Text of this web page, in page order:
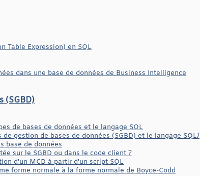
Table Expression) en SQL
dans une base de données de Business Intelligence
(SGBD)
de bases de données et le langage SQL
gestion de bases de données (SGBD) et le langage SQL/
base de données
sur le SGBD ou dans le code client ?
d'un MCD à partir d'un script SQL
forme normale à la forme normale de Boyce-Codd